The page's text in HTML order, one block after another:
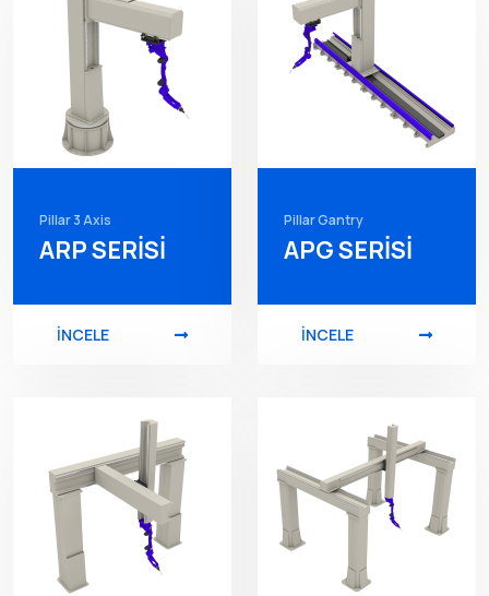
Pillar 3 Axis
ARP SERİSİ
İNCELE
Pillar Gantry
APG SERİSİ
İNCELE